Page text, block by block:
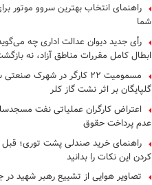
راهنمای انتخاب بهترین سروو موتور
شما
رأی جدید دیوان عدالت اداری چه
ابطال کامل مقررات مناطق آزاد، نه
مسمومیت ۲۲ کارگر در شهرک
گلپایگان بر اثر نشت گاز کلر
اعتراض کارگران عملیاتی نفت
عدم پرداخت حقوق
راهنمای خرید صندلی پشت توری؛ قبل
کردن این نکات را بدانید
تصاویر هوایی از تشییع رهبر شهید در